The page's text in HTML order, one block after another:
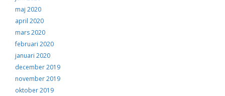
maj 2020
april 2020
mars 2020
februari 2020
januari 2020
december 2019
november 2019
oktober 2019